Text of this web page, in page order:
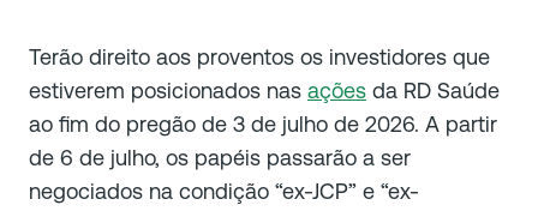
Terão direito aos proventos os investidores que
estiverem posicionados nas ações da RD Saúde
ao fim do pregão de 3 de julho de 2026. A partir
de 6 de julho, os papéis passarão a ser
negociados na condição “ex-JCP” e “ex-